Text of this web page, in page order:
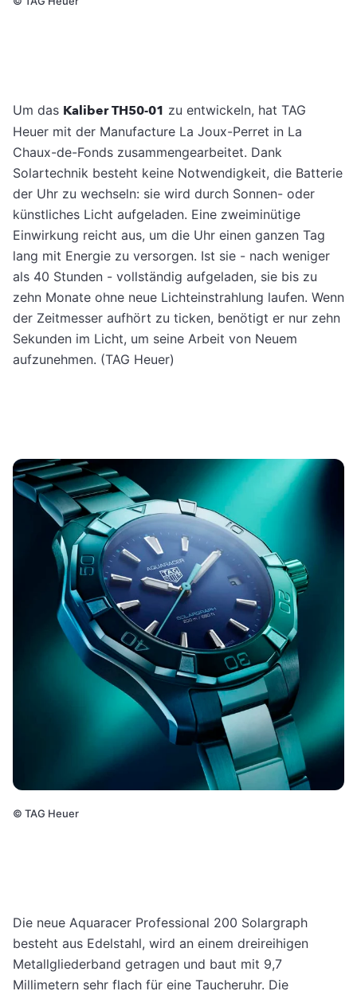
Um das Kaliber TH50-01 zu entwickeln, hat TAG
Heuer mit der Manufacture La Joux-Perret in La
Chaux-de-Fonds zusammengearbeitet. Dank
Solartechnik besteht keine Notwendigkeit, die Batterie
der Uhr zu wechseln: sie wird durch Sonnen- oder
künstliches Licht aufgeladen. Eine zweiminütige
Einwirkung reicht aus, um die Uhr einen ganzen Tag
lang mit Energie zu versorgen. Ist sie - nach weniger
als 40 Stunden - vollständig aufgeladen, sie bis zu
zehn Monate ohne neue Lichteinstrahlung laufen. Wenn
der Zeitmesser aufhört zu ticken, benötigt er nur zehn
Sekunden im Licht, um seine Arbeit von Neuem
aufzunehmen. (TAG Heuer)
© TAG Heuer
Die neue Aquaracer Professional 200 Solargraph
besteht aus Edelstahl, wird an einem dreireihigen
Metallgliederband getragen und baut mit 9,7
Millimetern sehr flach für eine Taucheruhr. Die